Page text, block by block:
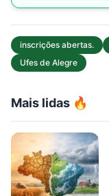
Mais lidas 🔥
inscrições abertas.
Ufes de Alegre